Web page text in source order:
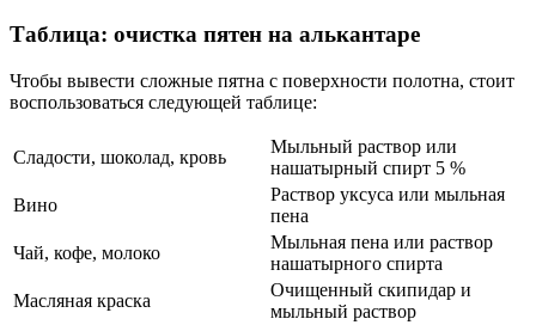
Таблица: очистка пятен на алькантаре
Чтобы вывести сложные пятна с поверхности полотна, стоит
воспользоваться следующей таблице:
Сладости, шоколад, кровь
Мыльный раствор или
нашатырный спирт 5 %
Вино
Раствор уксуса или мыльная
пена
Чай, кофе, молоко
Мыльная пена или раствор
нашатырного спирта
Масляная краска
Очищенный скипидар и
мыльный раствор